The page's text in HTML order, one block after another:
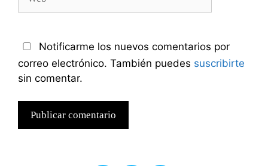
Notificarme los nuevos comentarios por
correo electrónico. También puedes suscribirte
sin comentar.